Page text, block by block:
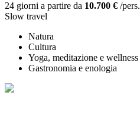
24 giorni a partire da 10.700 € /pers.
Slow travel
Natura
Cultura
Yoga, meditazione e wellness
Gastronomia e enologia